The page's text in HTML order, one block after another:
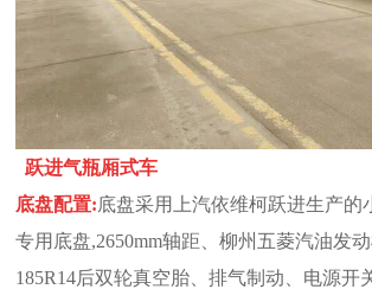
跃进气瓶厢式车
底盘配置:底盘采用上汽依维柯跃进生产的
专用底盘,2650mm轴距、柳州五菱汽油发动
185R14后双轮真空胎、排气制动、电源开